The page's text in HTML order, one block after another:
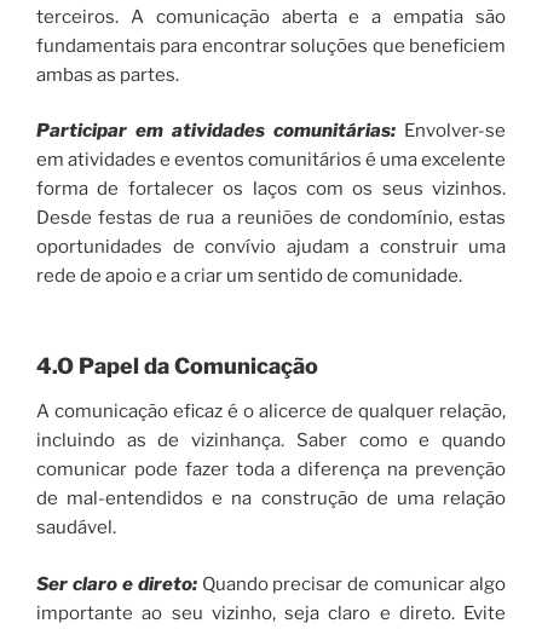
terceiros. A comunicação aberta e a empatia são
fundamentais para encontrar soluções que beneficiem
ambas as partes.
Participar em atividades comunitárias: Envolver-se
em atividades e eventos comunitários é uma excelente
forma de fortalecer os laços com os seus vizinhos.
Desde festas de rua a reuniões de condomínio, estas
oportunidades de convívio ajudam a construir uma
rede de apoio e a criar um sentido de comunidade.
4.O Papel da Comunicação
A comunicação eficaz é o alicerce de qualquer relação,
incluindo as de vizinhança. Saber como e quando
comunicar pode fazer toda a diferença na prevenção
de mal-entendidos e na construção de uma relação
saudável.
Ser claro e direto:Quando precisar de comunicar algo
importante ao seu vizinho, seja claro e direto. Evite